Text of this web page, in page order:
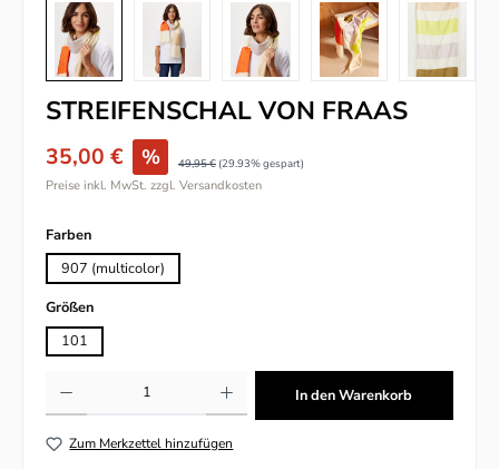
STREIFENSCHAL VON FRAAS
35,00 € % 49,95 € (29.93% gespart)
Preise inkl. MwSt. zzgl. Versandkosten
Farbenauswählen
907 (multicolor)
Größenauswählen
101
In den Warenkorb
Zum Merkzettel hinzufügen